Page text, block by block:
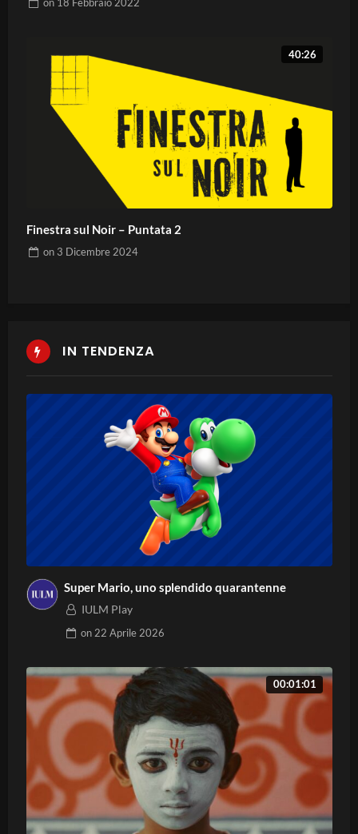
on 18 Febbraio 2022
40:26
Finestra sul Noir – Puntata 2
on 3 Dicembre 2024
IN TENDENZA
Super Mario, uno splendido quarantenne
IULM Play
on 22 Aprile 2026
00:01:01